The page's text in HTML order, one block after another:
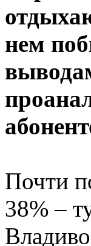
нем
Почти
38% –